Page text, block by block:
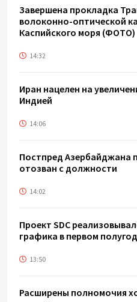
Завершена прокладка
волоконно-оптической
Каспийского моря (ФОТО)
14:32
Иран нацелен на
Индией
14:06
Постпред Азербайджана
отозван с должности
14:02
Проект SDC
графика в первом
13:50
Расширены полномочия